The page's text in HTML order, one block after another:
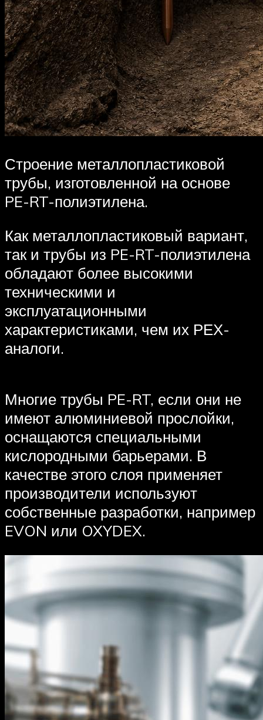
Строение металлопластиковой
трубы, изготовленной на основе
PE-RT-полиэтилена.
Как металлопластиковый вариант,
так и трубы из PE-RT-полиэтилена
обладают более высокими
техническими и
эксплуатационными
характеристиками, чем их РЕХ-
аналоги.
Многие трубы PE-RT, если они не
имеют алюминиевой прослойки,
оснащаются специальными
кислородными барьерами. В
качестве этого слоя применяет
производители используют
собственные разработки, например
EVON или OXYDEX.